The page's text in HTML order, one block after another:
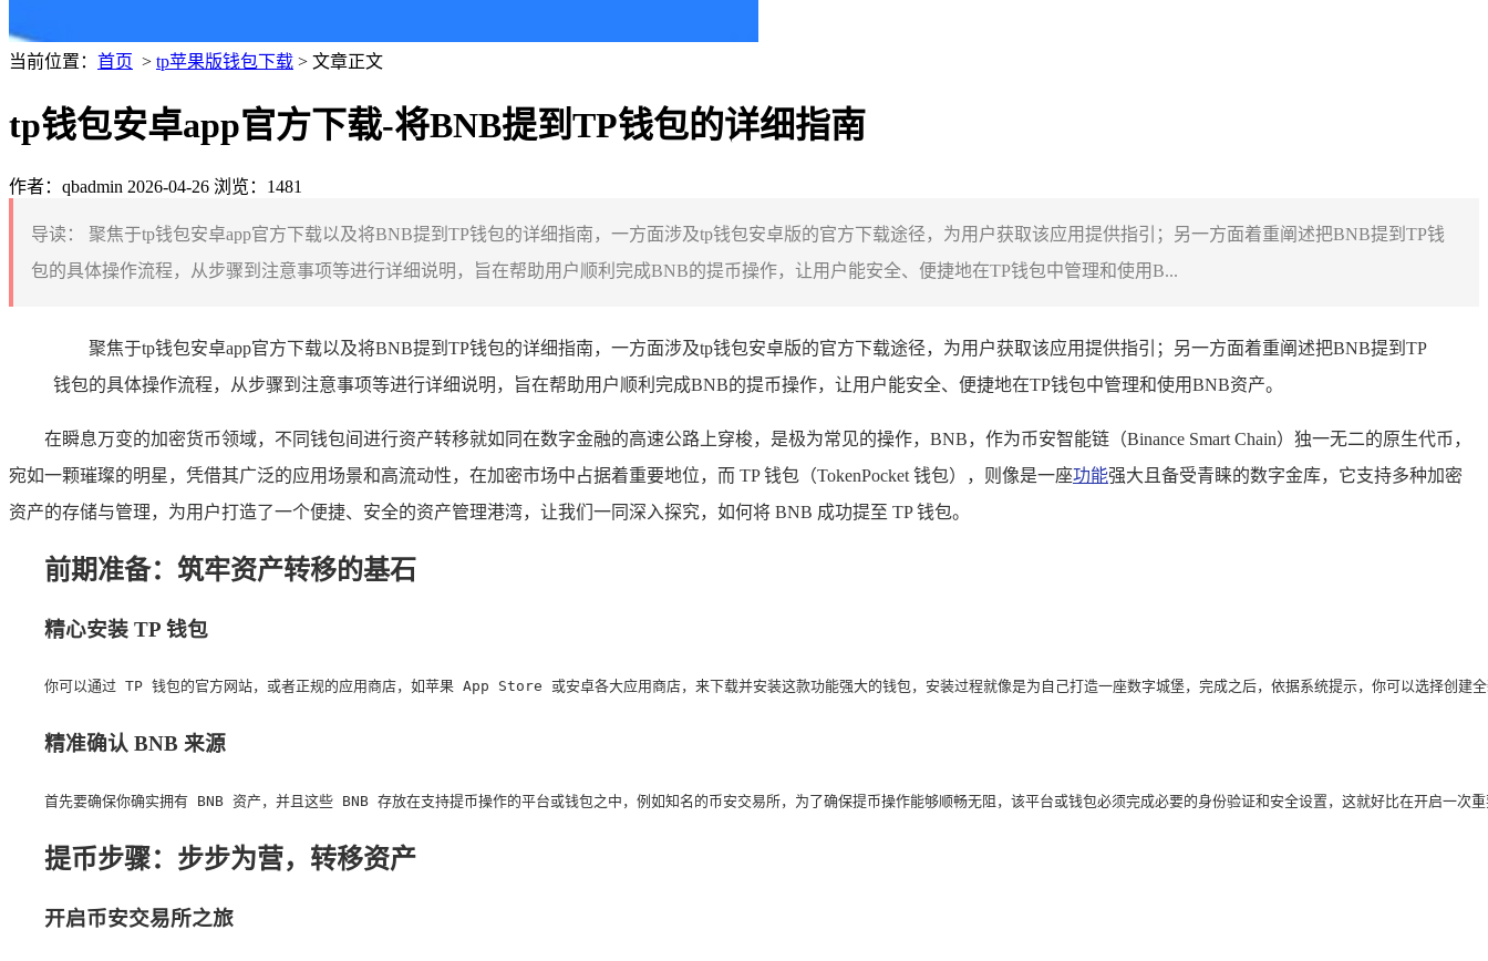
当前位置： 首页 > tp苹果版钱包下载 > 文章正文
tp钱包安卓app官方下载-将BNB提到TP钱包的详细指南
作者：qbadmin 2026-04-26 浏览：1481
导读：
聚焦于tp钱包安卓app官方下载以及将BNB提到TP钱包的详细指南，一方面涉及tp钱包安卓版的官方下载途径，为用户获取该应用提供指引；另一方面着重阐述把BNB提到TP钱
包的具体操作流程，从步骤到注意事项等进行详细说明，旨在帮助用户顺利完成BNB的提币操作，让用户能安全、便捷地在TP钱包中管理和使用B...
聚焦于tp钱包安卓app官方下载以及将BNB提到TP钱包的详细指南，一方面涉及tp钱包安卓版的官方下载途径，为用户获取该应用提供指引；另一方面着重阐述把BNB提到TP
钱包的具体操作流程，从步骤到注意事项等进行详细说明，旨在帮助用户顺利完成BNB的提币操作，让用户能安全、便捷地在TP钱包中管理和使用BNB资产。
在瞬息万变的加密货币领域，不同钱包间进行资产转移就如同在数字金融的高速公路上穿梭，是极为常见的操作，BNB，作为币安智能链（Binance Smart Chain）独一无二的原生代币，
宛如一颗璀璨的明星，凭借其广泛的应用场景和高流动性，在加密市场中占据着重要地位，而 TP 钱包（TokenPocket 钱包），则像是一座功能强大且备受青睐的数字金库，它支持多种加密
资产的存储与管理，为用户打造了一个便捷、安全的资产管理港湾，让我们一同深入探究，如何将 BNB 成功提至 TP 钱包。
前期准备：筑牢资产转移的基石
精心安装 TP 钱包
你可以通过 TP 钱包的官方网站，或者正规的应用商店，如苹果 App Store 或安卓各大应用商店，来下载并安装这款功能强大的钱包，安装过程就像是为自己打造一座数字城堡，完成之后，依据系统提示，你可以选择创
精准确认 BNB 来源
首先要确保你确实拥有 BNB 资产，并且这些 BNB 存放在支持提币操作的平台或钱包之中，例如知名的币安交易所，为了确保提币操作能够顺畅无阻，该平台或钱包必须完成必要的身份验证和安全设置，这就好比在开启一次
提币步骤：步步为营，转移资产
开启币安交易所之旅